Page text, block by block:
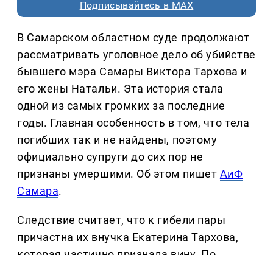
Подписывайтесь в MAX
В Самарском областном суде продолжают
рассматривать уголовное дело об убийстве
бывшего мэра Самары Виктора Тархова и
его жены Натальи. Эта история стала
одной из самых громких за последние
годы. Главная особенность в том, что тела
погибших так и не найдены, поэтому
официально супруги до сих пор не
признаны умершими. Об этом пишет АиФ
Самара.
Следствие считает, что к гибели пары
причастна их внучка Екатерина Тархова,